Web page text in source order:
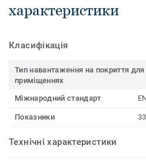
характеристики
Класифікація
Тип навантаження на покриття для
приміщеннях
Міжнародний стандарт
Показники
Технічні характеристики